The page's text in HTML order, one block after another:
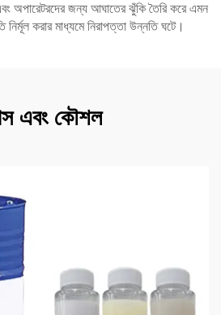
অপারেটরদের জন্য আঘাতের ঝুঁকি তৈরি করে এমন
করার মাধ্যমে নিরাপত্তা উন্নতি ঘটে।
এবং কৌশল